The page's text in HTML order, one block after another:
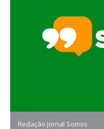
Redação Jornal Somos